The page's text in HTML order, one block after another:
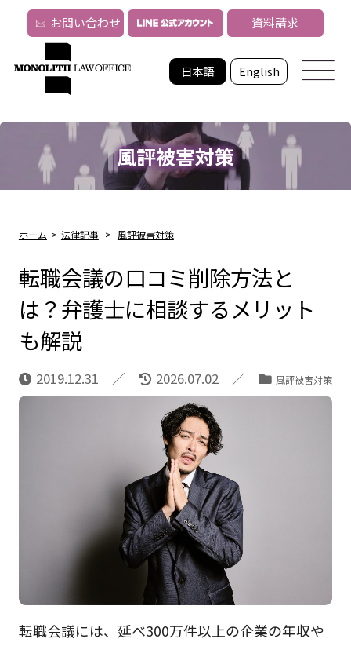
日本語 English
お問い合わせ 資料請求
風評被害対策
ホーム > 法律記事 > 風評被害対策
転職会議の口コミ削除方法と
は？弁護士に相談するメリット
も解説
2019.12.31 2026.07.02 風評被害対策
転職会議には、延べ300万件以上の企業の年収や